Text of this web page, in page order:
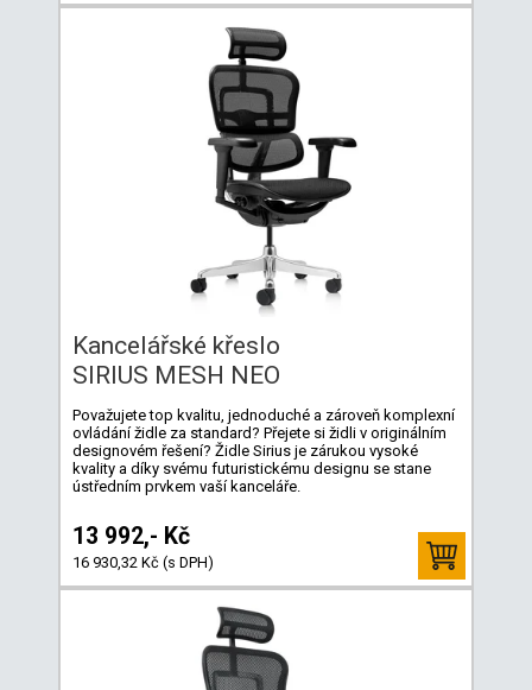
Kancelářské křeslo
SIRIUS MESH NEO
Považujete top kvalitu, jednoduché a zároveň komplexní
ovládání židle za standard? Přejete si židli v originálním
designovém řešení? Židle Sirius je zárukou vysoké
kvality a díky svému futuristickému designu se stane
ústředním prvkem vaší kanceláře.
13 992,- Kč
16 930,32 Kč (s DPH)